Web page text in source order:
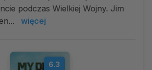
podczas Wielkiej Wojny. Jim
więcej
6.3